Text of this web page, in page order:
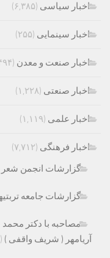
اخبار سیاسی (۶,۳۸۵)
اخبار سینمایی (۲۵۵)
اخبار صنعت و معدن (۴۹۴)
اخبار صنعتی (۱,۲۲۸)
اخبار علمی (۱,۱۱۹)
اخبار فرهنگی (۷,۷۱۲)
گزارشات انجمن
گزارشات جامعه
مصاحبه با دکتر محمد
آریامهر ( شریف واقفی ) (۱۰۷)